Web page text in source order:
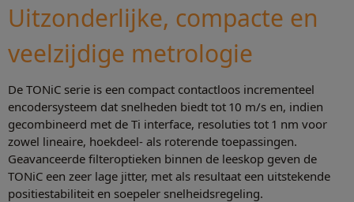
Uitzonderlijke, compacte en
veelzijdige metrologie
De TONiC serie is een compact contactloos incrementeel
encodersysteem dat snelheden biedt tot 10 m/s en, indien
gecombineerd met de Ti interface, resoluties tot 1 nm voor
zowel lineaire, hoekdeel- als roterende toepassingen.
Geavanceerde filteroptieken binnen de leeskop geven de
TONiC een zeer lage jitter, met als resultaat een uitstekende
positiestabiliteit en soepeler snelheidsregeling.